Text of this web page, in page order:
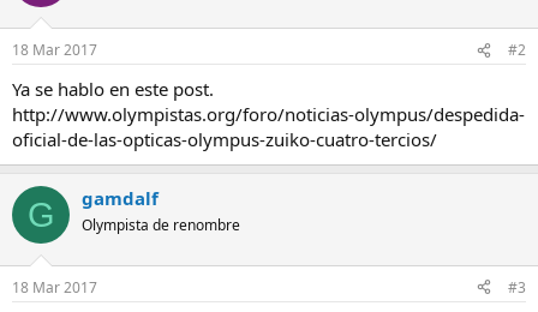
18 Mar 2017 #2
Ya se hablo en este post.
http://www.olympistas.org/foro/noticias-olympus/despedida-
oficial-de-las-opticas-olympus-zuiko-cuatro-tercios/
G gamdalf
Olympista de renombre
18 Mar 2017 #3